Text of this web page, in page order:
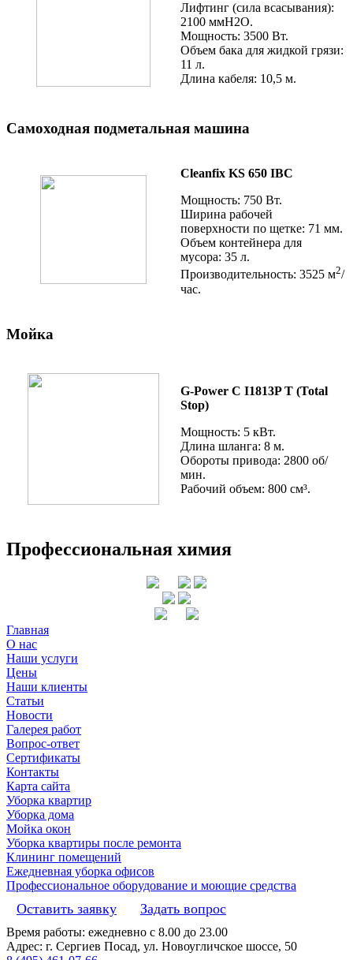
Лифтинг (сила всасывания):
2100 ммН2О.
Мощность: 3500 Вт.
Объем бака для жидкой грязи:
11 л.
Длина кабеля: 10,5 м.
Самоходная подметальная машина
Cleanfix KS 650 IBC
Мощность: 750 Вт.
Ширина рабочей
поверхности по щетке: 71 мм.
Объем контейнера для
мусора: 35 л.
Производительность: 3525 м2/
час.
Мойка
G-Power C I1813P T (Total
Stop)
Мощность: 5 кВт.
Длина шланга: 8 м.
Обороты привода: 2800 об/
мин.
Рабочий объем: 800 см³.
Профессиональная химия
Главная
О нас
Наши услуги
Цены
Наши клиенты
Статьи
Новости
Галерея работ
Вопрос-ответ
Сертификаты
Контакты
Карта сайта
Уборка квартир
Уборка дома
Мойка окон
Уборка квартиры после ремонта
Клининг помещений
Ежедневная уборка офисов
Профессиональное оборудование и моющие средства
Оставить заявку Задать вопрос
Время работы: ежедневно с 8.00 до 23.00
Адрес: г. Сергиев Посад, ул. Новоугличское шоссе, 50